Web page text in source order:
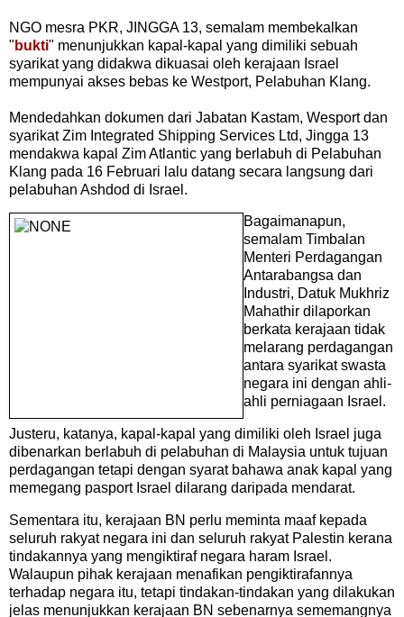
NGO mesra PKR, JINGGA 13, semalam membekalkan
" bukti" menunjukkan kapal-kapal yang dimiliki sebuah
syarikat yang didakwa dikuasai oleh kerajaan Israel
mempunyai akses bebas ke Westport, Pelabuhan Klang.
Mendedahkan dokumen dari Jabatan Kastam, Wesport dan
syarikat Zim Integrated Shipping Services Ltd, Jingga 13
mendakwa kapal Zim Atlantic yang berlabuh di Pelabuhan
Klang pada 16 Februari lalu datang secara langsung dari
pelabuhan Ashdod di Israel.
Bagaimanapun,
semalam Timbalan
Menteri Perdagangan
Antarabangsa dan
Industri, Datuk Mukhriz
Mahathir dilaporkan
berkata kerajaan tidak
melarang perdagangan
antara syarikat swasta
negara ini dengan ahli-
ahli perniagaan Israel.
Justeru, katanya, kapal-kapal yang dimiliki oleh Israel juga
dibenarkan berlabuh di pelabuhan di Malaysia untuk tujuan
perdagangan tetapi dengan syarat bahawa anak kapal yang
memegang pasport Israel dilarang daripada mendarat.
Sementara itu, kerajaan BN perlu meminta maaf kepada
seluruh rakyat negara ini dan seluruh rakyat Palestin kerana
tindakannya yang mengiktiraf negara haram Israel.
Walaupun pihak kerajaan menafikan pengiktirafannya
terhadap negara itu, tetapi tindakan-tindakan yang dilakukan
jelas menunjukkan kerajaan BN sebenarnya sememangnya